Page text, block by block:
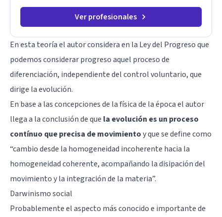
Ver profesionales
En esta teoría el autor considera en la Ley del Progreso que
podemos considerar progreso aquel proceso de
diferenciación, independiente del control voluntario, que
dirige la evolución.
En base a las concepciones de la física de la época el autor
llega a la conclusión de que la evolución es un proceso
contínuo que precisa de movimientoy que se define como
“cambio desde la homogeneidad incoherente hacia la
homogeneidad coherente, acompañando la disipación del
movimiento y la integración de la materia”.
Darwinismo social
Probablemente el aspecto más conocido e importante de